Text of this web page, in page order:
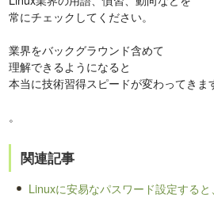
常にチェックしてください。
業界をバックグラウンド含めて
理解できるようになると
本当に技術習得スピードが変わってきま
。
関連記事
Linuxに安易なパスワード設定する